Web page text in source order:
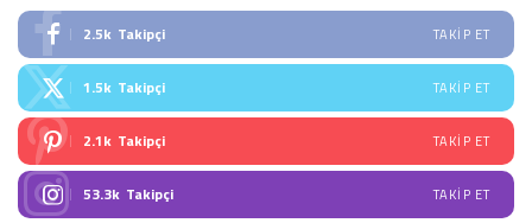
2.5k Takipçi TAKIP ET
1.5k Takipçi TAKIP ET
2.1k Takipçi TAKIP ET
53.3k Takipçi TAKIP ET